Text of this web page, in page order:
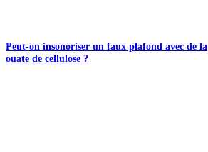
Peut-on insonoriser un faux plafond avec de la
ouate de cellulose ?